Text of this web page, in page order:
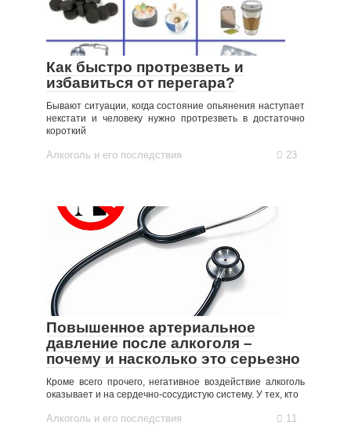
Как быстро протрезветь и
избавиться от перегара?
Бывают ситуации, когда состояние опьянения наступает
некстати и человеку нужно протрезветь в достаточно
короткий
Алкоголь и его последствия 23
Повышенное артериальное
давление после алкоголя –
почему и насколько это серьезно
Кроме всего прочего, негативное воздействие алкоголь
оказывает и на сердечно-сосудистую систему. У тех, кто
Алкоголь и его последствия 11